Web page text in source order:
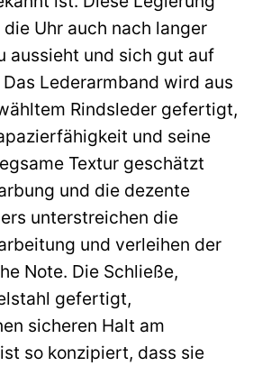
Uhr auch nach langer
aussieht und sich gut auf
Lederarmband wird aus
Rindsleder gefertigt,
und seine
Textur geschätzt
und die dezente
unterstreichen die
und verleihen der
Note. Die Schließe,
gefertigt,
sicheren Halt am
so konzipiert, dass sie